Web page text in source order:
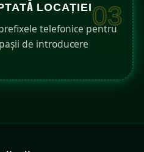
03
LOCAȚIEI
telefonice pentru
de introducere